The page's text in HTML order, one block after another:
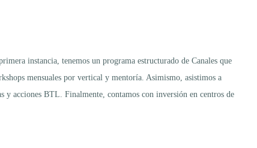
instancia, tenemos un programa estructurado de Canales que
mensuales por vertical y mentoría. Asimismo, asistimos a
y acciones BTL. Finalmente, contamos con inversión en centros de